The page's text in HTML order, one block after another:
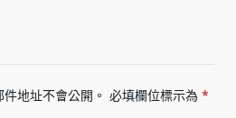
地址不會公開。 必填欄位標示為 *